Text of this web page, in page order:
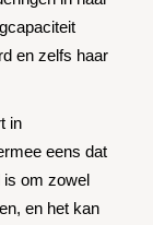
en zelfs haar
in
eens dat
is om zowel
en het kan